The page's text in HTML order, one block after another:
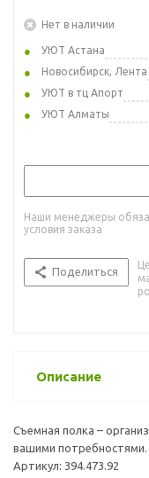
Нет в наличии
УЮТ Астана
Новосибирск, Лента
УЮТ в тц Апорт
УЮТ Алматы
Наши менеджеры
условия заказа
Поделиться
Описание
Съемная полка –
вашими потребностями.
Артикул: 394.473.92